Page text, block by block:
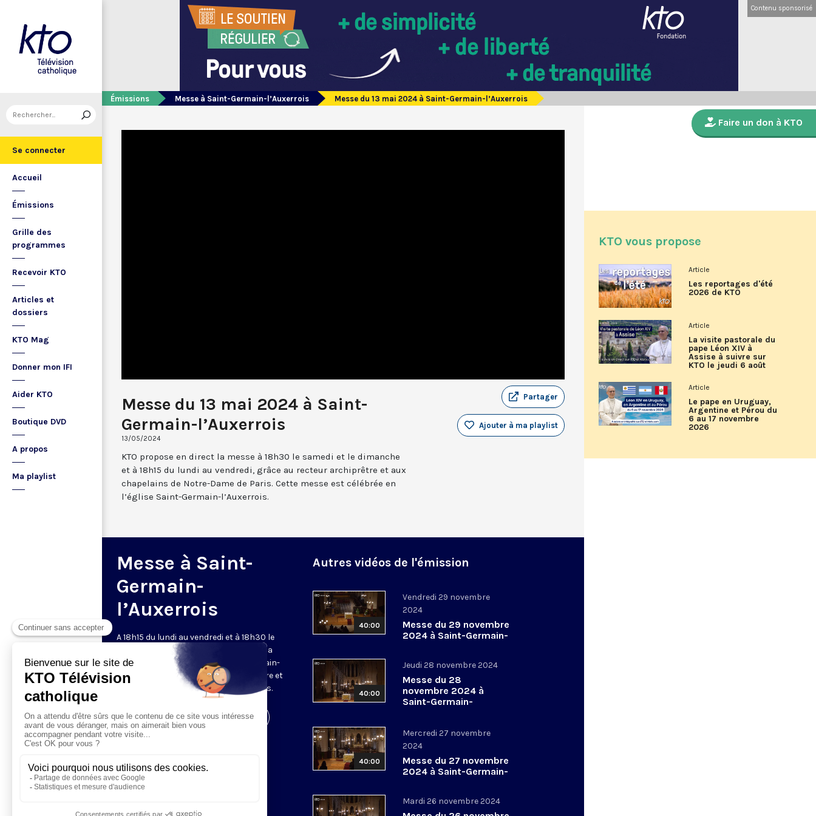
Se connecter
Accueil
Émissions
Grille des
programmes
Recevoir KTO
Articles et
dossiers
KTO Mag
Donner mon IFI
Aider KTO
Boutique DVD
A propos
Ma playlist
Contenu sponsorisé
Émissions Messe à Saint-Germain-l’Auxerrois Messe du 13 mai 2024 à Saint-Germain-l’Auxerrois
Messe du 13 mai 2024 à Saint-
Germain-l’Auxerrois
13/05/2024
Partager
Ajouter à ma playlist
KTO propose en direct la messe à 18h30 le samedi et le dimanche
et à 18h15 du lundi au vendredi, grâce au recteur archiprêtre et aux
chapelains de Notre-Dame de Paris. Cette messe est célébrée en
l’église Saint-Germain-l’Auxerrois.
Messe à Saint-
Germain-
l’Auxerrois
A 18h15 du lundi au vendredi et à 18h30 le
samedi et dimanche, KTO retransmet la
messe en direct de l'église Saint-Germain-
l'Auxerrois, grâce au recteur archiprêtre et
aux chapelains de Notre-Dame de Paris.
Visiter la page de l'émission
Autres vidéos de l'émission
40:00
Vendredi 29 novembre
2024
Messe du 29 novembre
2024 à Saint-Germain-
40:00
Jeudi 28 novembre 2024
Messe du 28
novembre 2024 à
Saint-Germain-
40:00
Mercredi 27 novembre
2024
Messe du 27 novembre
2024 à Saint-Germain-
Mardi 26 novembre 2024
Faire un don à KTO
KTO vous propose
Article
Les reportages d'été
2026 de KTO
Article
La visite pastorale du
pape Léon XIV à
Assise à suivre sur
KTO le jeudi 6 août
Article
Le pape en Uruguay,
Argentine et Pérou du
6 au 17 novembre
2026